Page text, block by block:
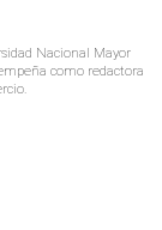
Nacional Mayor
como redactora